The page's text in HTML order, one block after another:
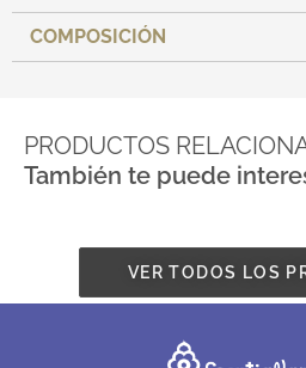
COMPOSICIÓN
PRODUCTOS
También te puede
VER TODOS LOS